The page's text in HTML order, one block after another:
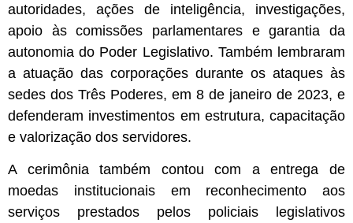
autoridades, ações de inteligência, investigações,
apoio às comissões parlamentares e garantia da
autonomia do Poder Legislativo. Também lembraram
a atuação das corporações durante os ataques às
sedes dos Três Poderes, em 8 de janeiro de 2023, e
defenderam investimentos em estrutura, capacitação
e valorização dos servidores.
A cerimônia também contou com a entrega de
moedas institucionais em reconhecimento aos
serviços prestados pelos policiais legislativos